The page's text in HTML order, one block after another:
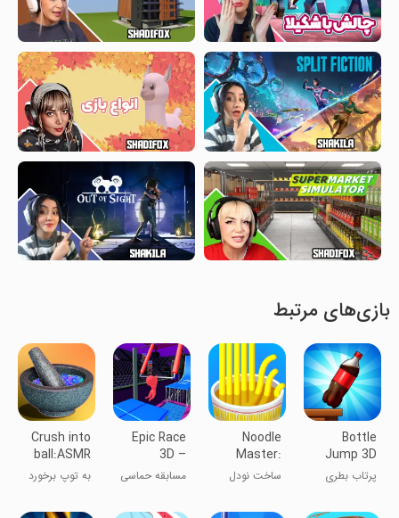
بازی‌های مرتبط
Bottle
Jump 3D
پرتاب بطری
Noodle
Master:
Make
RAMEN!
ساخت نودل
Epic Race
3D –
Parkour
مسابقه حماسی
Crush into
ball:ASMR
Smash DIY
به توپ برخورد
شکستن DIY